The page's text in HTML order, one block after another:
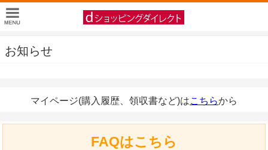
お知らせ
マイページ(購入履歴、領収書など)はこちらから
FAQはこちら